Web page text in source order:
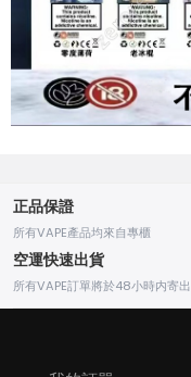
正品保證
所有VAPE產品均來自專櫃
空運快速出貨
所有VAPE訂單將於48小時内寄出